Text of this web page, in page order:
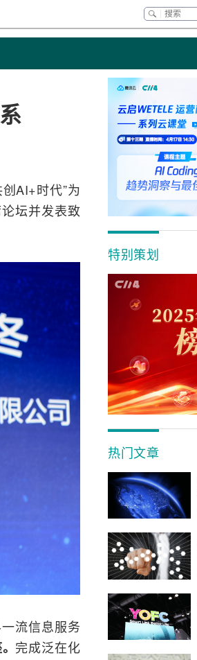
创AI+时代”为
坛并发表致
流信息服务
完成泛在化
特别策划
热门文章